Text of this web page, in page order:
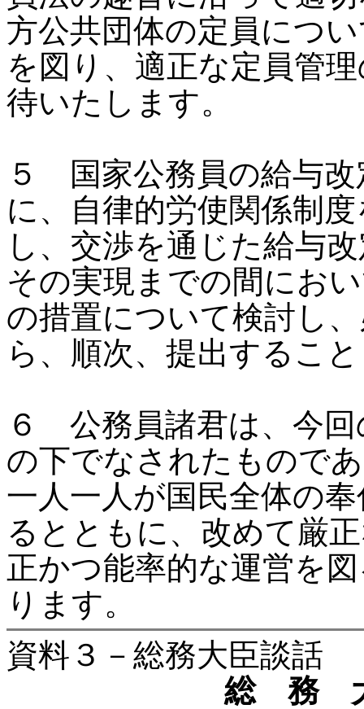
方公共団体の定員につ
を図り、適正な定員管
待いたします。
５ 国家公務員の給与改
に、自律的労使関係制
し、交渉を通じた給与
その実現までの間にお
の措置について検討し
ら、順次、提出するこ
６ 公務員諸君は、今回
の下でなされたもので
一人一人が国民全体の
るとともに、改めて厳
正かつ能率的な運営を
ります。
資料３－総務大臣談話
総 務